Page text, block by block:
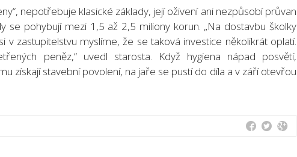
nepotřebuje klasické základy, její oživení ani nezpůsobí průvan
se pohybují mezi 1,5 až 2,5 miliony korun. „Na dostavbu školky
v zastupitelstvu myslíme, že se taková investice několikrát oplatí.
peněz,“ uvedl starosta. Když hygiena nápad posvětí,
získají stavební povolení, na jaře se pustí do díla a v září otevřou